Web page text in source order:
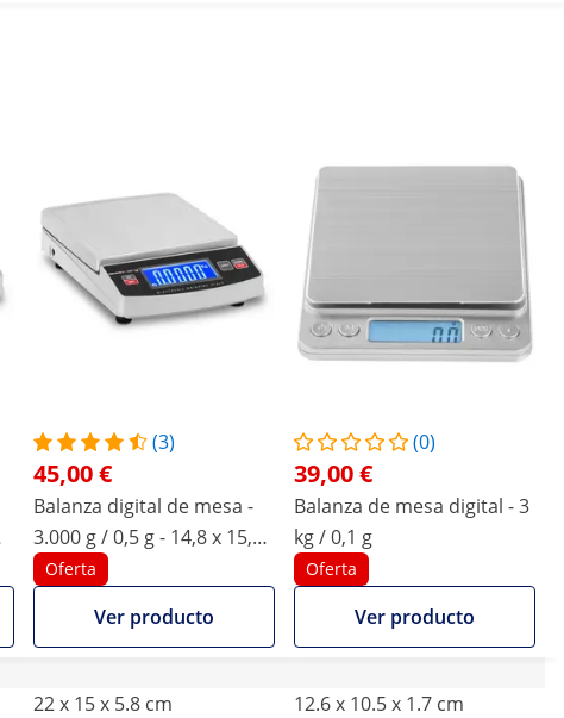
(3)
45,00 €
Balanza digital de mesa -
3.000 g / 0,5 g - 14,8 x 15,2
cm - LCD
Oferta
Ver producto
(0)
39,00 €
Balanza de mesa digital - 3
kg / 0,1 g
Oferta
Ver producto
22 x 15 x 5.8 cm
12.6 x 10.5 x 1.7 cm